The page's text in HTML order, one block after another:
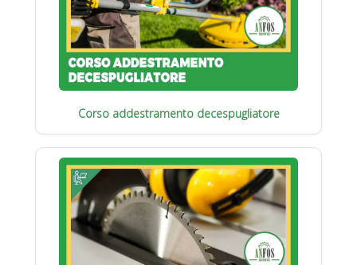
Corso addestramento decespugliatore